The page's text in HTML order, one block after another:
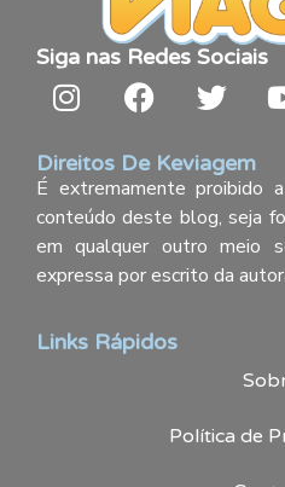
Siga nas Redes Sociais
Direitos De Keviagem
É extremamente proibido
conteúdo deste blog, seja
em qualquer outro meio
expressa por escrito da
Links Rápidos
Política de